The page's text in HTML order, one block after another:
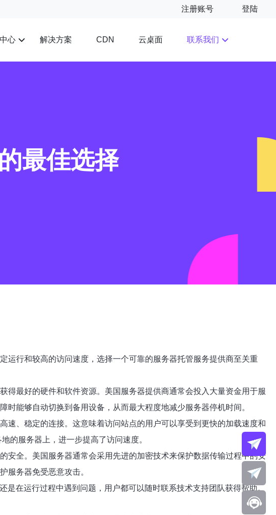
注册账号 登陆
心 解决方案 CDN 云桌面 联系我们
最佳选择
运行和较高的访问速度，选择一个可靠的服务器托管服务提供商至关重
得最好的硬件和软件资源。美国服务器提供商通常会投入大量资金用于服
能够自动切换到备用设备，从而最大程度地减少服务器停机时间。
速、稳定的连接。这意味着访问站点的用户可以享受到更快的加载速度和
的服务器上，进一步提高了访问速度。
安全。美国服务器通常会采用先进的加密技术来保护数据传输过程中的安
服务器免受恶意攻击。
在运行过程中遇到问题，用户都可以随时联系技术支持团队获得帮助。